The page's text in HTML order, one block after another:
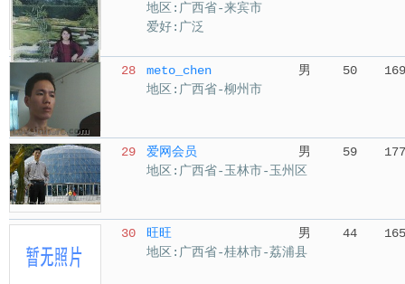
地区:广西省-来宾市
爱好:广泛
28 meto_chen 男 50
169
地区:广西省-柳州市
29 爱网会员 男 59
177
地区:广西省-玉林市-玉州区
30 旺旺 男 44
165
地区:广西省-桂林市-荔浦县